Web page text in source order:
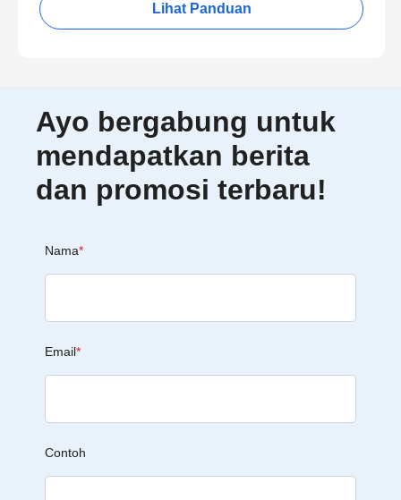
Lihat Panduan
Ayo bergabung untuk
mendapatkan berita
dan promosi terbaru!
Nama*
Email*
Contoh